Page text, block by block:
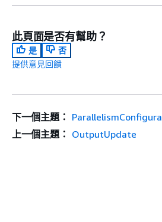
此頁面是否有幫助？
是
否
提供意見回饋
下一個主題：
上一個主題： OutputUpdate